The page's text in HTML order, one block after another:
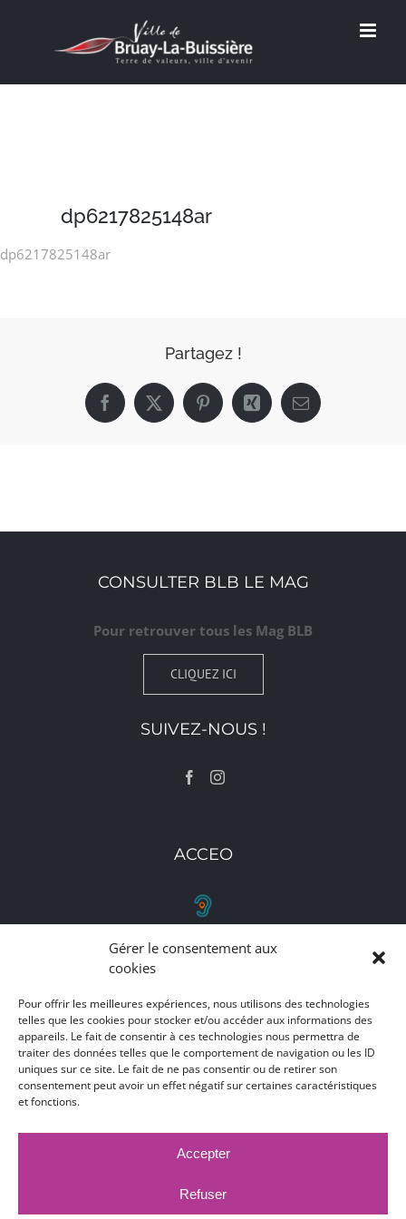
Gérer le consentement aux
cookies
Pour offrir les meilleures expériences, nous utilisons des technologies
telles que les cookies pour stocker et/ou accéder aux informations des
appareils. Le fait de consentir à ces technologies nous permettra de
traiter des données telles que le comportement de navigation ou les ID
uniques sur ce site. Le fait de ne pas consentir ou de retirer son
consentement peut avoir un effet négatif sur certaines caractéristiques
et fonctions.
Accepter
Refuser
dp6217825148ar
dp6217825148ar
Partagez !
Facebook
X PinterestXing Email
CONSULTER BLB LE MAG
Pour retrouver tous les Mag BLB
CLIQUEZ ICI
SUIVEZ-NOUS !
ACCEO
RETROUVEZ-NOUS
Toutes nos adresses, coordonnées et horaires
d'ouverture
CLIQUEZ ICI
PUBLICATIONS LÉGALES